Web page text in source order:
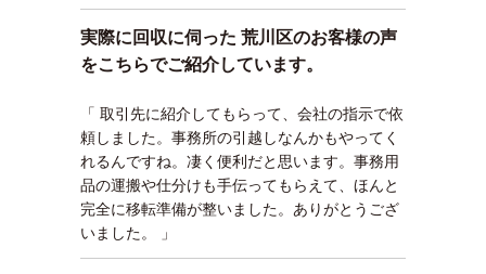
実際に回収に伺った 荒川区のお客様の声
をこちらでご紹介しています。
「 取引先に紹介してもらって、会社の指示で依
頼しました。事務所の引越しなんかもやってく
れるんですね。凄く便利だと思います。事務用
品の運搬や仕分けも手伝ってもらえて、ほんと
完全に移転準備が整いました。ありがとうござ
いました。 」